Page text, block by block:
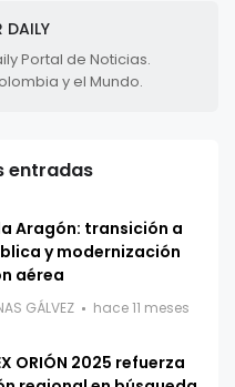
DAILY
Portal de Noticias.
y el Mundo.
entradas
Aragón: transición a
y modernización
aérea
GÁLVEZ hace 11 meses
ORIÓN 2025 refuerza